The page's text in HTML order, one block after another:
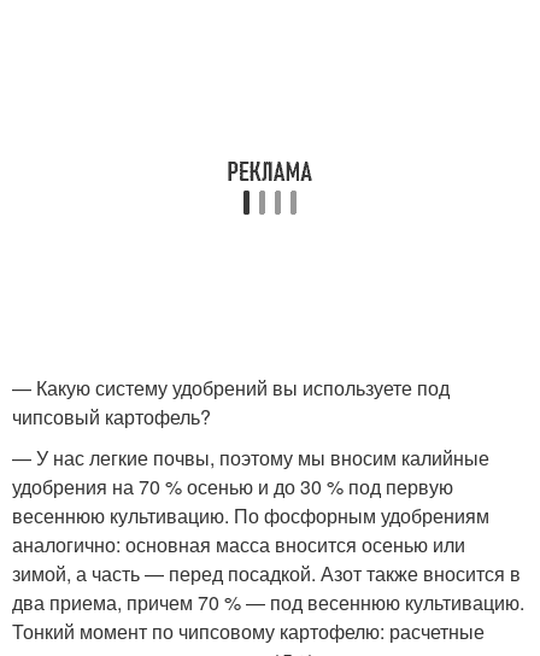
— Какую систему удобрений вы используете под
чипсовый картофель?
— У нас легкие почвы, поэтому мы вносим калийные
удобрения на 70 % осенью и до 30 % под первую
весеннюю культивацию. По фосфорным удобрениям
аналогично: основная масса вносится осенью или
зимой, а часть — перед посадкой. Азот также вносится в
два приема, причем 70 % — под весеннюю культивацию.
Тонкий момент по чипсовому картофелю: расчетные